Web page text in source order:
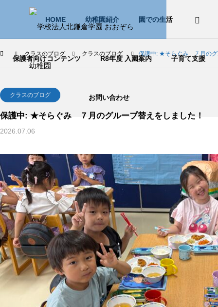
HOME 幼稚園紹介 園での生活
保護者向けコンテンツ R8年度 入園案内 子育て支援
お問い合わせ
クラスのブログ クラスのブログ 保護中: ★そらぐみ ７月のグ
クラスのブログ
保護中: ★そらぐみ ７月のグループ替えをしました！
2026.07.06